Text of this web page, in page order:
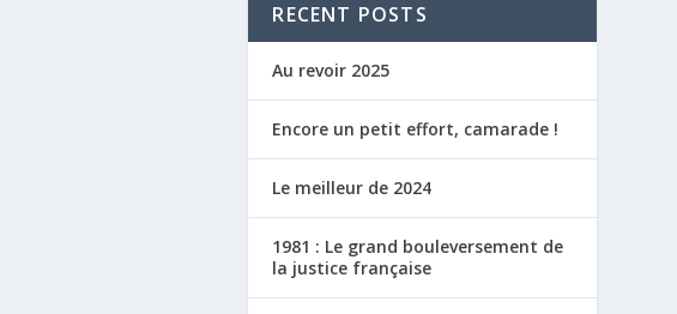
RECENT POSTS
Au revoir 2025
Encore un petit effort, camarade !
Le meilleur de 2024
1981 : Le grand bouleversement de
la justice française